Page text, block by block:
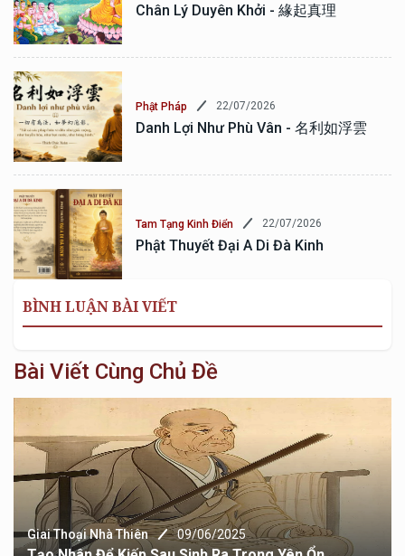
Chân Lý Duyên Khởi - 緣起真理
Phật Pháp 22/07/2026
Danh Lợi Như Phù Vân - 名利如浮雲
Tam Tạng Kinh Điển 22/07/2026
Phật Thuyết Đại A Di Đà Kinh
BÌNH LUẬN BÀI VIẾT
Bài Viết Cùng Chủ Đề
Giai Thoại Nhà Thiên 09/06/2025